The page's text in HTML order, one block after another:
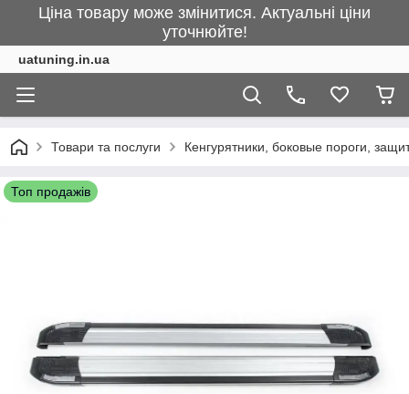
Ціна товару може змінитися. Актуальні ціни
уточнюйте!
uatuning.in.ua
Товари та послуги Кенгурятники, боковые пороги,
Топ продажів